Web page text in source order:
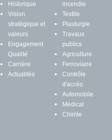
Historique
Vision
stratégique et
valeurs
Engagement
Qualité
Carrière
Actualités
incendie
Textile
Plasturgie
Travaux
publics
Agriculture
Ferroviaire
Contrôle
d'accès
Automobile
Médical
Chimie